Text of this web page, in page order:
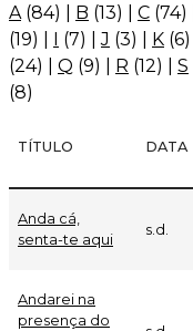
A (84) B (13) C (74)
(19)
I (7) |J (3) K (6)
(24)
Q (9) R (12) S
(8)
TÍTULO DATA
Anda cá,
senta-te aqui
s.d.
Andarei na
presença do